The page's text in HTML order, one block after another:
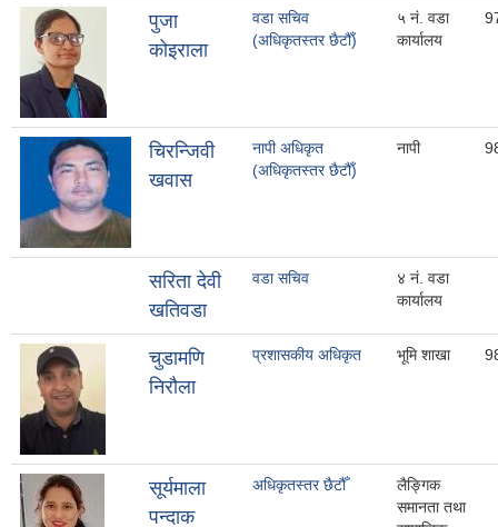
पुजा
कोइराला
वडा सचिव
(अधिकृतस्तर छैटौँ)
५ नं. वडा
कार्यालय
चिरन्जिवी
खवास
नापी अधिकृत
(अधिकृतस्तर छैटौँ)
नापी
सरिता देवी
खतिवडा
वडा सचिव
४ नं. वडा
कार्यालय
चुडामणि
निरौला
प्रशासकीय अधिकृत भूमि शाखा
सूर्यमाला
पन्दाक
अधिकृतस्तर छैटौँ
लैङ्गिक
समानता तथा